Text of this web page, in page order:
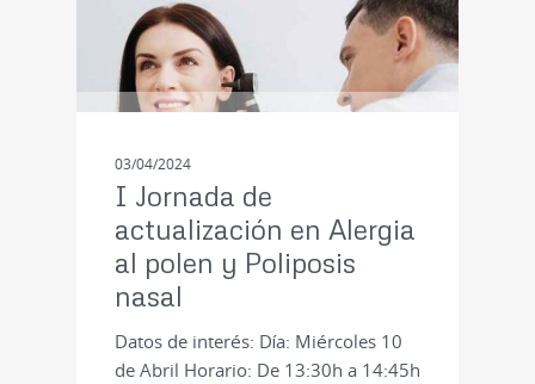
03/04/2024
I Jornada de
actualización en Alergia
al polen y Poliposis
nasal
Datos de interés: Día: Miércoles 10
de Abril Horario: De 13:30h a 14:45h